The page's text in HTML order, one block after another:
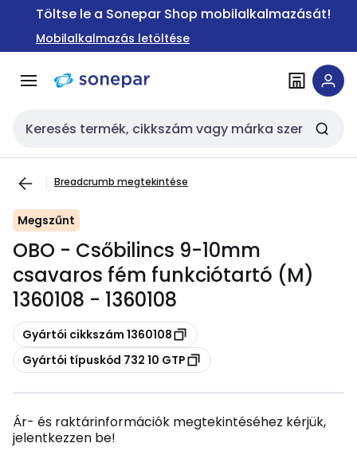
Ugrás a
Ugrás a
tartalomra
Töltse le a Sonepar Shop mobilalkalmazását!
Mobilalkalmazás letöltése
Keresési bemenet
Breadcrumb megtekintése
Megszűnt
OBO - Csőbilincs 9-10mm
csavaros fém funkciótartó (M)
1360108 - 1360108
Másolás
Gyártói cikkszám 1360108
Másolás
Gyártói típuskód 732 10 GTP
Ár- és raktárinformációk megtekintéséhez kérjük,
jelentkezzen be!